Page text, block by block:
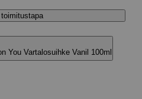
You Vartalosuihke Vanil 100ml